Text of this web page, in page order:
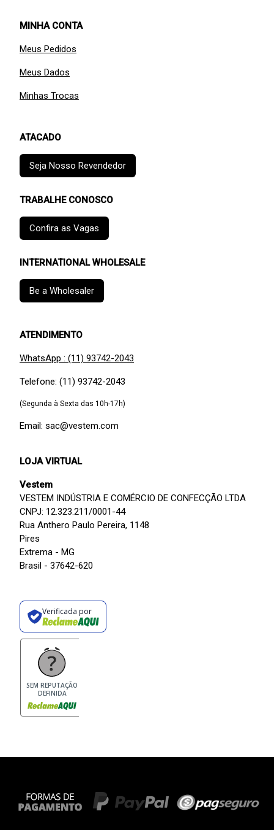
MINHA CONTA
Meus Pedidos
Meus Dados
Minhas Trocas
ATACADO
Seja Nosso Revendedor
TRABALHE CONOSCO
Confira as Vagas
INTERNATIONAL WHOLESALE
Be a Wholesaler
ATENDIMENTO
WhatsApp : (11) 93742-2043
Telefone: (11) 93742-2043
(Segunda à Sexta das 10h-17h)
Email: sac@vestem.com
LOJA VIRTUAL
Vestem
VESTEM INDÚSTRIA E COMÉRCIO DE CONFECÇÃO LTDA
CNPJ: 12.323.211/0001-44
Rua Anthero Paulo Pereira, 1148
Pires
Extrema - MG
Brasil - 37642-620
Verificada por
SEM REPUTAÇÃO
DEFINIDA